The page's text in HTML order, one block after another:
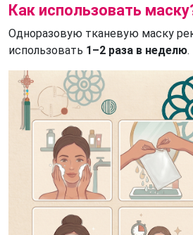
Как использовать
Одноразовую тканевую маску
использовать 1–2 раза в неделю.